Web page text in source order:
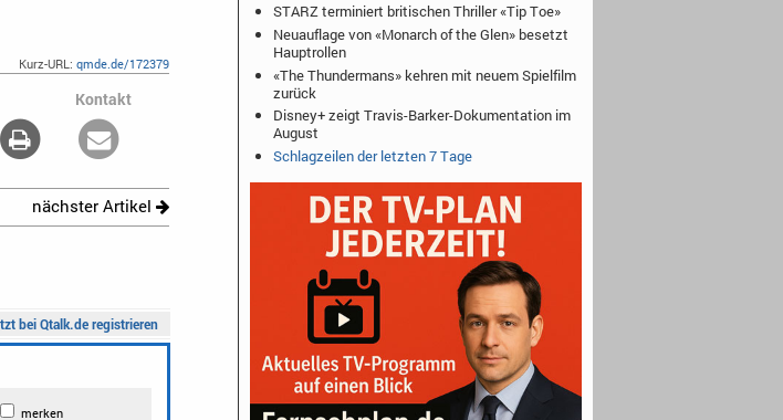
Kurz-URL:qmde.de/172379
Kontakt
nächster Artikel
STARZ terminiert britischen Thriller «Tip Toe»
Neuauflage von «Monarch of the Glen» besetzt
Hauptrollen
«The Thundermans» kehren mit neuem Spielfilm
zurück
Disney+ zeigt Travis-Barker-Dokumentation im
August
Schlagzeilen der letzten 7 Tage